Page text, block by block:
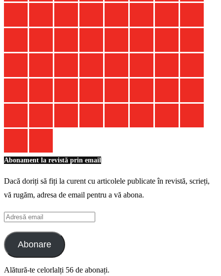
Abonament la revistă prin email
Dacă doriți să fiți la curent cu articolele publicate în revistă, scrieți,
vă rugăm, adresa de email pentru a vă abona.
Adresă
email
Abonare
Alătură-te celorlalți 56 de abonați.